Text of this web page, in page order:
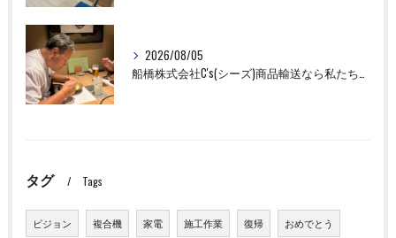
2026/08/05
タグ Tags
ビジョン 複合機 家電 施工作業 復帰 おめでとう